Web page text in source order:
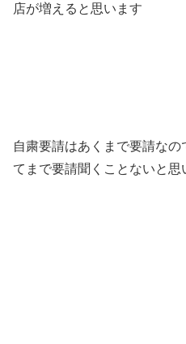
店が増えると思います
自粛要請はあくまで要請な
てまで要請聞くことないと思